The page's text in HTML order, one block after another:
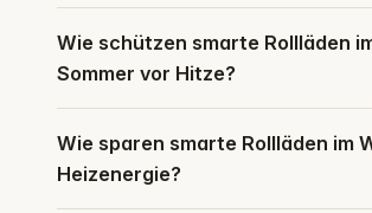
Wie schützen smarte Rollläden
Sommer vor Hitze?
Wie sparen smarte Rollläden im
Heizenergie?